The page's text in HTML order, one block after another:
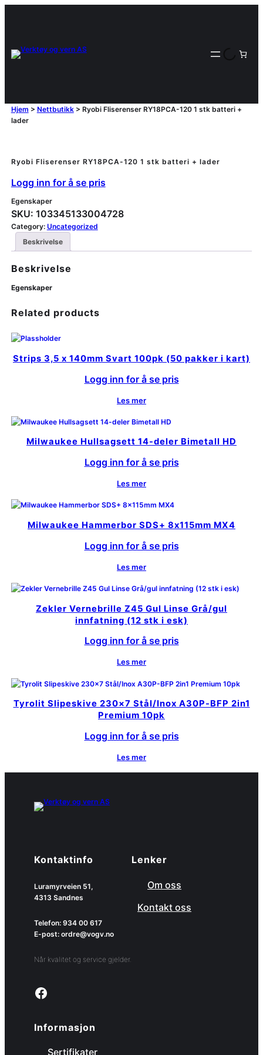
Hjem > Nettbutikk> Ryobi Fliserenser RY18PCA-120 1 stk batteri +
lader
Ryobi Fliserenser RY18PCA-120 1 stk batteri + lader
Logg inn for å se pris
Egenskaper
SKU: 103345133004728
Category: Uncategorized
Beskrivelse
Beskrivelse
Egenskaper
Related products
Strips 3,5 x 140mm Svart 100pk (50 pakker i kart)
Logg inn for å se pris
Les mer
Milwaukee Hullsagsett 14-deler Bimetall HD
Logg inn for å se pris
Les mer
Milwaukee Hammerbor SDS+ 8x115mm MX4
Logg inn for å se pris
Les mer
Zekler Vernebrille Z45 Gul Linse Grå/gul
innfatning (12 stk i esk)
Logg inn for å se pris
Les mer
Tyrolit Slipeskive 230×7 Stål/Inox A30P-BFP 2in1
Premium 10pk
Logg inn for å se pris
Les mer
Kontaktinfo
Luramyrveien 51,
4313 Sandnes
Telefon: 934 00 617
E-post: ordre@vogv.no
Når kvalitet og service gjelder.
Link to facebook page
Lenker
Om oss
Kontakt oss
Informasjon
Sertifikater